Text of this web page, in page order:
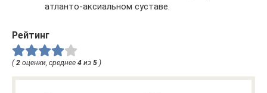
атланто-аксиальном суставе.
Рейтинг
( 2 оценки, среднее 4 из 5 )